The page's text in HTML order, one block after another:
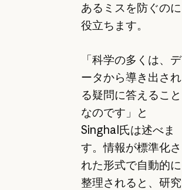
あるミスを防ぐのに
役立ちます。
「科学の多くは、デ
ータから導き出され
る疑問に答えること
なのです」と
Singhal氏は述べま
す。情報が標準化さ
れた形式で自動的に
整理されると、研究